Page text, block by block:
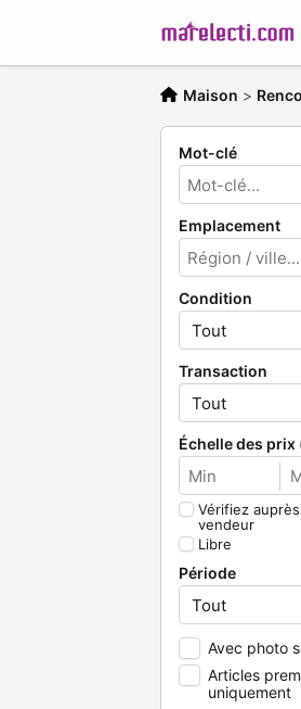
Maison >
Mot-clé
Emplacement
Condition
Transaction
Échelle des prix
Vérifiez
vendeur
Libre
Période
Avec photo
Articles
uniquement